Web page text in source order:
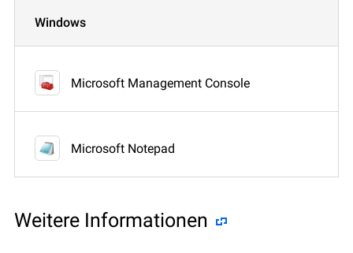
Windows
Microsoft Management Console
Microsoft Notepad
Weitere Informationen